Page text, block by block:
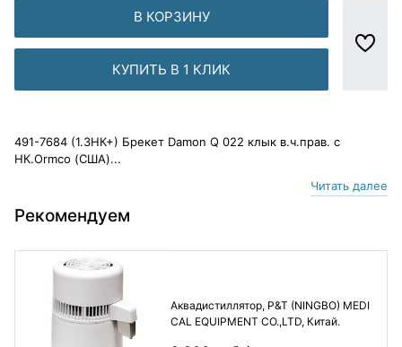
В КОРЗИНУ
КУПИТЬ В 1 КЛИК
491-7684 (1.3НК+) Брекет Damon Q 022 клык в.ч.прав. с
НК.Ormco (США)...
Читать далее
Рекомендуем
Аквадистиллятор, P&T (NINGBO) MEDI
CAL EQUIPMENT CO.,LTD, Китай.